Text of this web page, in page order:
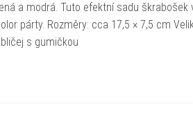
a modrá. Tuto efektní sadu škrabošek
párty. Rozměry: cca 17,5 × 7,5 cm
s gumičkou